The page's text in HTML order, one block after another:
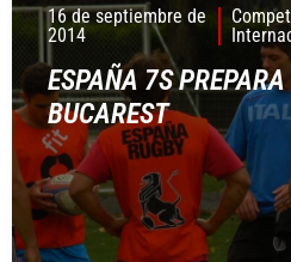
16 de septiembre de
2014
ESPAÑA 7S PREPARA
BUCAREST